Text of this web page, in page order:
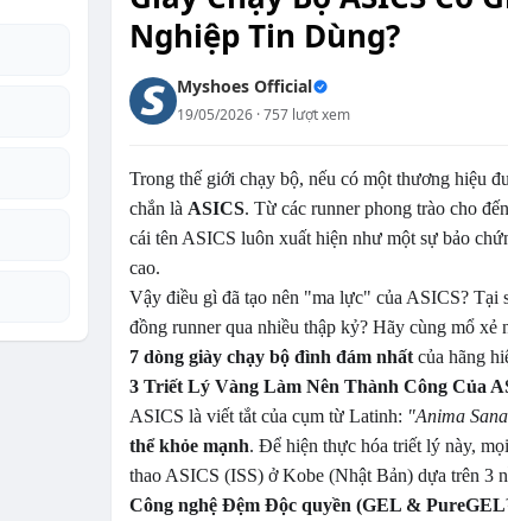
Nghiệp Tin Dùng?
Myshoes Official
19/05/2026 · 757 lượt xem
Trong thế giới chạy bộ, nếu có một thương hiệu
chắn là ASICS. Từ các runner phong trào cho
cái tên ASICS luôn xuất hiện như một sự bảo
cao.
Vậy điều gì đã tạo nên "ma lực" của ASICS? Tại
đồng runner qua nhiều thập kỷ? Hãy cùng mổ
7 dòng giày chạy bộ đình đám nhất của hãng
3 Triết Lý Vàng Làm Nên Thành Công Của
ASICS là viết tắt của cụm từ Latinh: "Anima
thể khỏe mạnh. Để hiện thực hóa triết lý này,
thao ASICS (ISS) ở Kobe (Nhật Bản) dựa trên 3
Công nghệ Đệm Độc quyền (GEL &